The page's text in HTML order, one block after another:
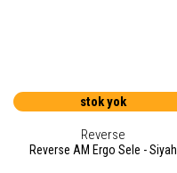
stok yok
Reverse
Reverse AM Ergo Sele - Siyah